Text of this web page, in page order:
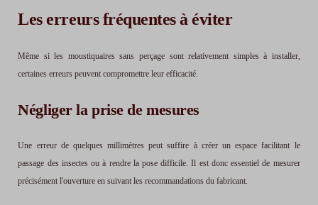
Les erreurs fréquentes à éviter
Même si les moustiquaires sans perçage sont relativement simples à installer,
certaines erreurs peuvent compromettre leur efficacité.
Négliger la prise de mesures
Une erreur de quelques millimètres peut suffire à créer un espace facilitant le
passage des insectes ou à rendre la pose difficile. Il est donc essentiel de mesurer
précisément l'ouverture en suivant les recommandations du fabricant.